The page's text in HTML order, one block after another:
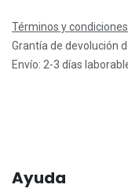
Términos y condiciones
Grantía de devolución
Envío: 2-3 días
Ayuda